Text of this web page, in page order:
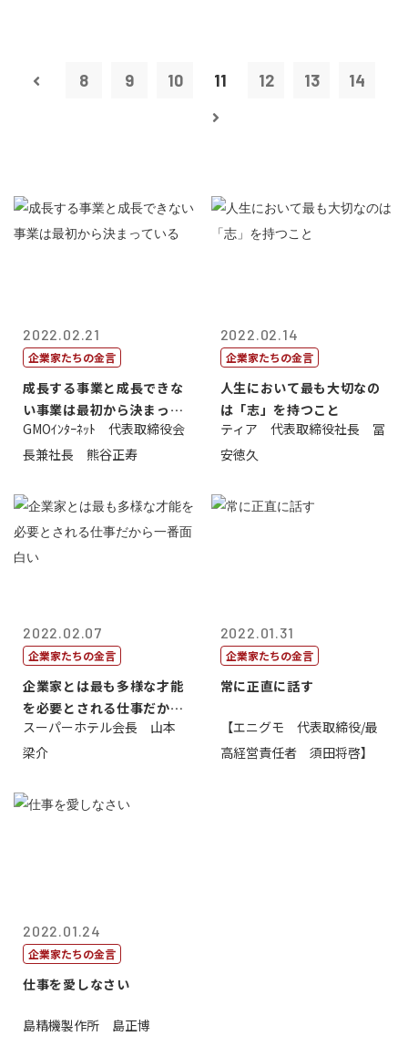
8 9 10 11 12 13 14
2022.02.21
企業家たちの金言
成長する事業と成長できな
い事業は最初から決まって
いる
GMOｲﾝﾀｰﾈｯﾄ 代表取締役会
長兼社長 熊谷正寿
2022.02.14
企業家たちの金言
人生において最も大切なの
は「志」を持つこと
ティア 代表取締役社長 冨
安徳久
2022.02.07
企業家たちの金言
企業家とは最も多様な才能
を必要とされる仕事だから
一番面白い
スーパーホテル会長 山本
梁介
2022.01.31
企業家たちの金言
常に正直に話す
【エニグモ 代表取締役/最
高経営責任者 須田将啓】
2022.01.24
企業家たちの金言
仕事を愛しなさい
島精機製作所 島正博